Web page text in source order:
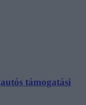
támogatási